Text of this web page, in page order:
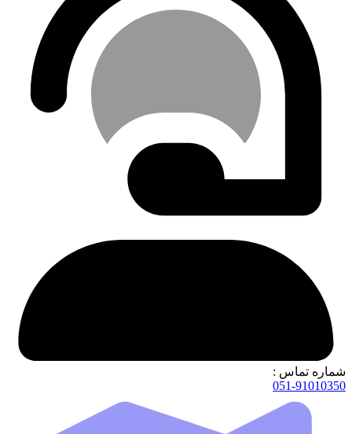
شماره تماس :
051-91010350